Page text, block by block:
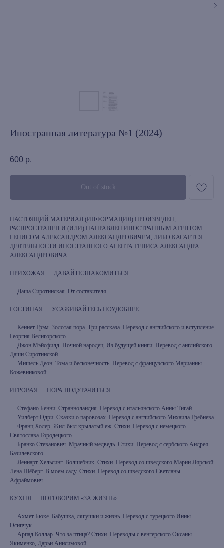
Иностранная литература №1 (2024)
600 р.
Out of stock
НАСТОЯЩИЙ МАТЕРИАЛ (ИНФОРМАЦИЯ) ПРОИЗВЕДЕН,
РАСПРОСТРАНЕН И (ИЛИ) НАПРАВЛЕН ИНОСТРАННЫМ АГЕНТОМ
ГЕНИСОМ АЛЕКСАНДРОМ АЛЕКСАНДРОВИЧЕМ, ЛИБО КАСАЕТСЯ
ДЕЯТЕЛЬНОСТИ ИНОСТРАННОГО АГЕНТА ГЕНИСА АЛЕКСАНДРА
АЛЕКСАНДРОВИЧА.
ПРИХОЖАЯ — ДАВАЙТЕ ЗНАКОМИТЬСЯ
— Даша Сиротинская. От составителя
ГОСТИНАЯ — УСАЖИВАЙТЕСЬ ПОУДОБНЕЕ...
— Кеннет Грэм. Золотая пора. Три рассказа. Перевод с английского и вступление
Георгия Велигорского
— Джон Мэйсфилд. Ночной народец. Из будущей книги. Перевод с английского
Даши Сиротинской
— Мишель Деон. Тома и бесконечность. Перевод с французского Марианны
Кожевниковой
ИГРОВАЯ — ПОРА ПОДУРАЧИТЬСЯ
— Стефано Бенни. Странноландия. Перевод с итальянского Анны Тигай
— Уилберт Одри. Сказки о паровозах. Перевод с английского Михаила Гребнева
— Франц Холер. Жил-был крылатый еж. Стихи. Перевод с немецкого
Святослава Городецкого
— Бранко Стеванович. Мрачный медведь. Стихи. Перевод с сербского Андрея
Базилевского
— Леннарт Хельсинг. Волшебник. Стихи. Перевод со шведского Марии Лярской
Лена Шёберг. В моем саду. Стихи. Перевод со шведского Светланы
Афраймович
КУХНЯ — ПОГОВОРИМ «ЗА ЖИЗНЬ»
— Ахмет Бюке. Бабушка, лягушки и жизнь. Перевод с турецкого Инны
Осипчук
— Арпад Коллар. Что за птица? Стихи. Переводы с венгерского Оксаны
Якименко, Дарьи Анисимовой